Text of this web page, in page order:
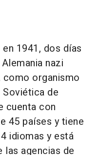
1941, dos días
nazi
como organismo
de
cuenta con
45 países y tiene
idiomas y está
las agencias de